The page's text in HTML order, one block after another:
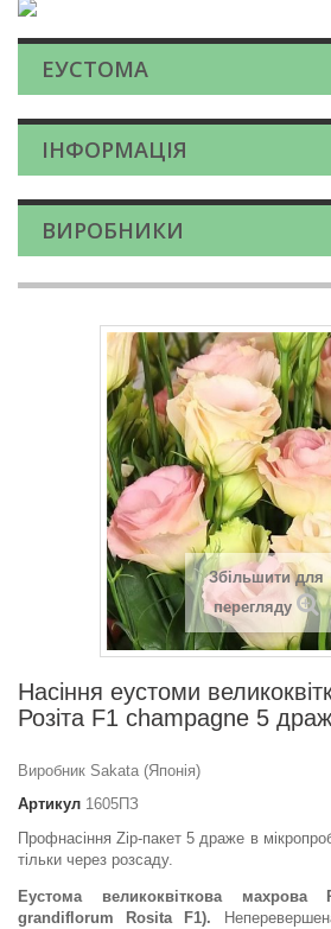
ЕУСТОМА
ІНФОРМАЦІЯ
ВИРОБНИКИ
Збільшити для
перегляду
Насіння еустоми
Розіта F1 champagne 5
Виробник Sakata (Японія)
Артикул 1605ПЗ
Профнасіння Zip-пакет 5 драже в
тільки через розсаду.
Еустома великоквіткова махрова
grandiflorum Rosita F1).